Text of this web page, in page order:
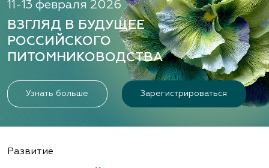
11-13 февраля 2026
ВЗГЛЯД В БУДУЩЕЕ
РОССИЙСКОГО
ПИТОМНИКОВОДСТВА
Узнать больше Зарегистрироваться
Развитие